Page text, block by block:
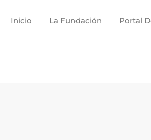
Inicio La Fundación Portal